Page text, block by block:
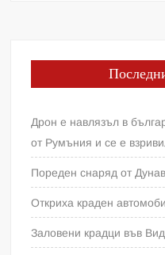
Дрон е навлязъл в
от Румъния и се е
Пореден снаряд от
Откриха краден
Заловени крадци във